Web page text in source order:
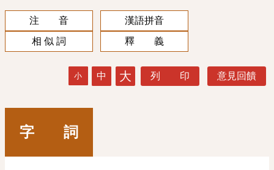
注 音
漢語拼音
相 似 詞
釋 義
小 中 大 列 印 意見回饋
字 詞